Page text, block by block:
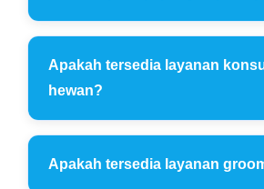
Apakah tersedia layanan
hewan?
Apakah tersedia layanan